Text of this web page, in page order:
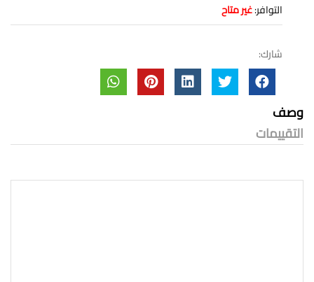
التوافر:غير متاح
شارك:
وصف
التقييمات